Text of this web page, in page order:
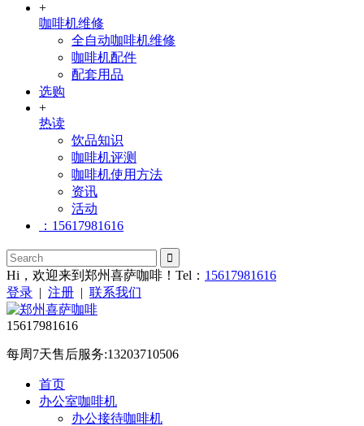
+
咖啡机维修
全自动咖啡机维修
咖啡机配件
配套用品
选购
+
热读
饮品知识
咖啡机评测
咖啡机使用方法
资讯
活动
：15617981616
Hi，欢迎来到郑州喜萨咖啡！Tel： 15617981616
登录 | 注册 | 联系我们
15617981616
每周7天售后服务:13203710506
首页
办公室咖啡机
办公接待咖啡机